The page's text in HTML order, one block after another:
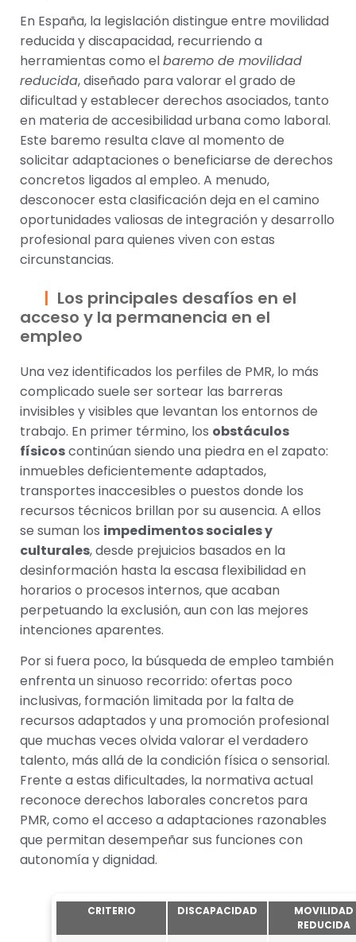
En España, la legislación distingue entre movilidad
reducida y discapacidad, recurriendo a
herramientas como elbaremo de movilidad
reducida, diseñado para valorar el grado de
dificultad y establecer derechos asociados, tanto
en materia de accesibilidad urbana como laboral.
Este baremo resulta clave al momento de
solicitar adaptaciones o beneficiarse de derechos
concretos ligados al empleo. A menudo,
desconocer esta clasificación deja en el camino
oportunidades valiosas de integración y desarrollo
profesional para quienes viven con estas
circunstancias.
Los principales desafíos en el
acceso y la permanencia en el
empleo
Una vez identificados los perfiles de PMR, lo más
complicado suele ser sortear las barreras
invisibles y visibles que levantan los entornos de
trabajo. En primer término, los obstáculos
físicoscontinúan siendo una piedra en el zapato:
inmuebles deficientemente adaptados,
transportes inaccesibles o puestos donde los
recursos técnicos brillan por su ausencia. A ellos
se suman los impedimentos sociales y
culturales, desde prejuicios basados en la
desinformación hasta la escasa flexibilidad en
horarios o procesos internos, que acaban
perpetuando la exclusión, aun con las mejores
intenciones aparentes.
Por si fuera poco, la búsqueda de empleo también
enfrenta un sinuoso recorrido: ofertas poco
inclusivas, formación limitada por la falta de
recursos adaptados y una promoción profesional
que muchas veces olvida valorar el verdadero
talento, más allá de la condición física o sensorial.
Frente a estas dificultades, la normativa actual
reconoce derechos laborales concretos para
PMR, como el acceso a adaptaciones razonables
que permitan desempeñar sus funciones con
autonomía y dignidad.
CRITERIO DISCAPACIDAD
MOVILIDAD
REDUCIDA